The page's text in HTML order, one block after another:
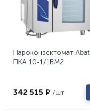
Пароконвектомат Abat
ПКА 10-1/1ВМ2
342 515 ₽ /шт